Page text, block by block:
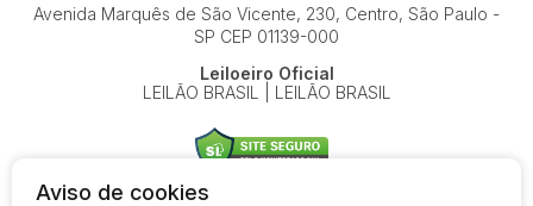
Avenida Marquês de São Vicente, 230, Centro, São Paulo -
SP CEP 01139-000
Leiloeiro Oficial
LEILÃO BRASIL | LEILÃO BRASIL
Aviso de cookies